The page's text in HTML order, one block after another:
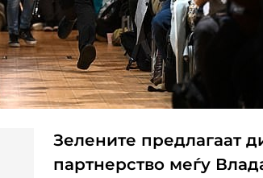
Зелените предлагаат
партнерство меѓу